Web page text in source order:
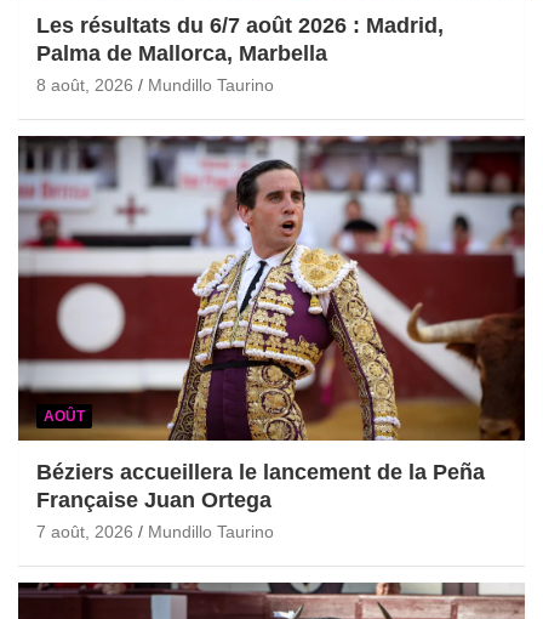
Les résultats du 6/7 août 2026 : Madrid,
Palma de Mallorca, Marbella
8 août, 2026 Mundillo Taurino
AOÛT
Béziers accueillera le lancement de la Peña
Française Juan Ortega
7 août, 2026 Mundillo Taurino